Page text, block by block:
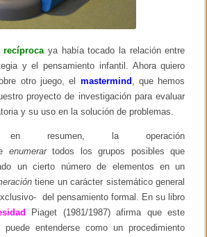
recíprocaya había tocado la relación entre
y el pensamiento infantil. Ahora quiero
otro juego, el mastermind , que hemos
proyecto de investigación para evaluar
y su uso en la solución de problemas.
resumen, la operación
enumerartodos los grupos posibles que
un cierto número de elementos en un
tiene un carácter sistemático general
del pensamiento formal. En su libro
Piaget (1981/1987) afirma que este
puede entenderse como un procedimiento